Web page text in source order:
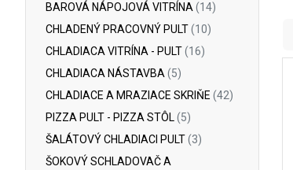
BAROVÁ NÁPOJOVÁ VITRÍNA (14)
CHLADENÝ PRACOVNÝ PULT(10)
CHLADIACA VITRÍNA - PULT(16)
CHLADIACA NÁSTAVBA (5)
CHLADIACE A MRAZIACE SKRIŇE (42)
PIZZA PULT - PIZZA STÔL (5)
ŠALÁTOVÝ CHLADIACI PULT(3)
ŠOKOVÝ SCHLADOVAČ A